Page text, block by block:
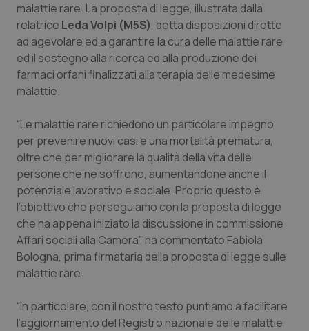
Lazio
Liguria
Lombardia
Marche
Molise
Piemonte
Provincia Autonoma di Bolzano
Provincia Autonoma di Trento
Puglia
Diabete & glucometri
Disturbi dell’umore
Dolore
Donna & Salute
Epatiti
HIV
Infezioni & Febbre
Ipertensione & Scompenso
Malattie rare
malattie rare. La proposta di legge, illustrata dalla
relatrice Leda Volpi (M5S), detta disposizioni dirette
ad agevolare ed a garantire la cura delle malattie rare
ed il sostegno alla ricerca ed alla produzione dei
farmaci orfani finalizzati alla terapia delle medesime
malattie.
“Le malattie rare richiedono un particolare impegno
per prevenire nuovi casi e una mortalità prematura,
oltre che per migliorare la qualità della vita delle
persone che ne soffrono, aumentandone anche il
potenziale lavorativo e sociale. Proprio questo è
l’obiettivo che perseguiamo con la proposta di legge
che ha appena iniziato la discussione in commissione
Affari sociali alla Camera”, ha commentato Fabiola
Bologna, prima firmataria della proposta di legge sulle
malattie rare.
“In particolare, con il nostro testo puntiamo a facilitare
l’aggiornamento del Registro nazionale delle malattie